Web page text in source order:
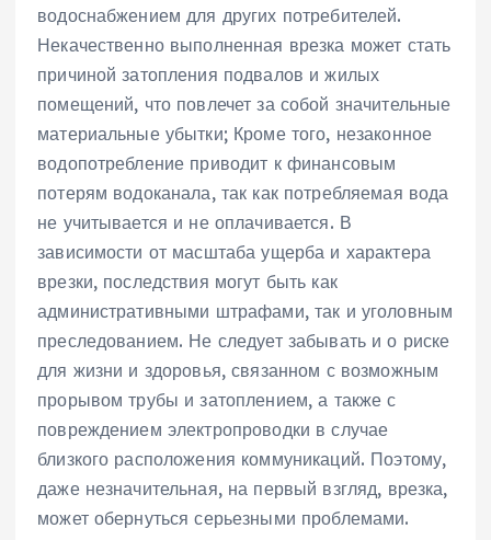
водоснабжением для других потребителей.
Некачественно выполненная врезка может стать
причиной затопления подвалов и жилых
помещений, что повлечет за собой значительные
материальные убытки; Кроме того, незаконное
водопотребление приводит к финансовым
потерям водоканала, так как потребляемая вода
не учитывается и не оплачивается. В
зависимости от масштаба ущерба и характера
врезки, последствия могут быть как
административными штрафами, так и уголовным
преследованием. Не следует забывать и о риске
для жизни и здоровья, связанном с возможным
прорывом трубы и затоплением, а также с
повреждением электропроводки в случае
близкого расположения коммуникаций. Поэтому,
даже незначительная, на первый взгляд, врезка,
может обернуться серьезными проблемами.